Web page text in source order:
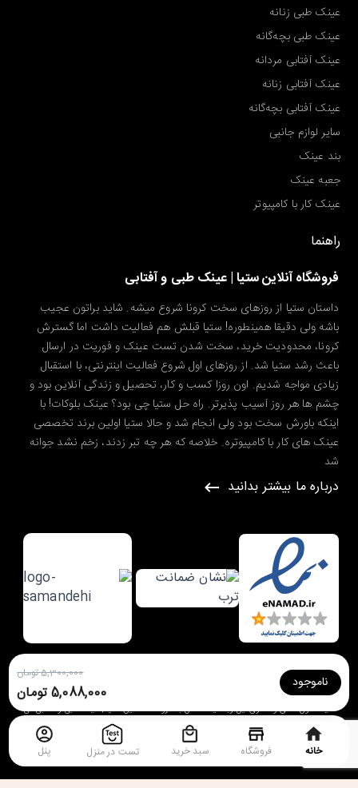
ناموجود 5,300,000 تومان
5,088,000 تومان
عینک طبی زنانه
عینک طبی بچه‌گانه
عینک آفتابی مردانه
عینک آفتابی زنانه
عینک آفتابی بچه‌گانه
سایر لوازم جانبی
بند عینک
جعبه عینک
عینک کار با کامپیوتر
راهنما
فروشگاه آنلاین ستیا | عینک طبی و آفتابی
داستان ستیا از روزهای سخت کرونا شروع میشه. شاید براتون عجیب
باشه ولی دقیقا همینطوره! ستیا قبلش هم فعالیت داشت اما گسترش
کرونا، محدودیت خرید، سخت شدن تست عینک و فوریت در ارسال
باعث رشد ستیا شد. از روزهای اول شروع فعالیت اینترنتی، با استقبال
زیادی مواجه شدیم. اون روزا کسب و کار، تحصیل و زندگی آنلاین بود و
چشم ها هر روز آسیب پذیرتر. راه حل ستیا چی بود؟ عینک بلوکات! با
اینکه باورش سخت بود ولی انجام شد و حالا ستیا اولین برند تخصصی
عینک های کار با کامپیوتره. خلاصه که هر چه تبر زدند، زخم نشد جوانه
شد
درباره ما بیشتر بدانید
کلیه حقوق مادی و معنوی این وبسایت متعلق بهفروشگاه آنلاین ستیا | عینک طبی و آفتابیمی
خانه فروشگاه سبد خرید تست در منزل پنل